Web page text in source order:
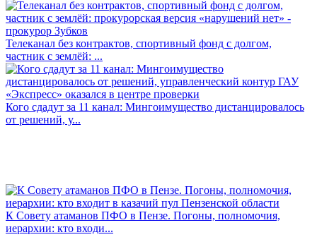
Телеканал без контрактов, спортивный фонд с долгом,
частник с землёй: ...
Кого сдадут за 11 канал: Мингоимущество дистанцировалось
от решений, у...
К Совету атаманов ПФО в Пензе. Погоны, полномочия,
иерархии: кто входи...